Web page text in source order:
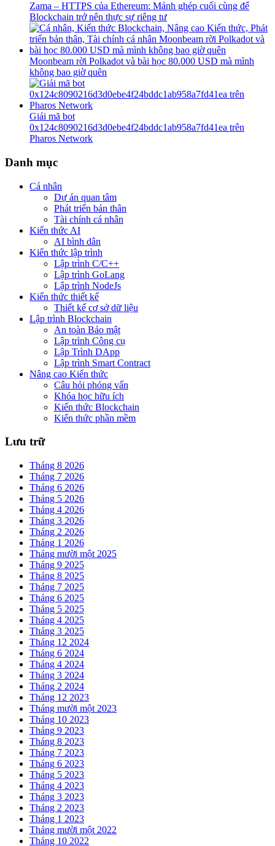
Zama – HTTPS của Ethereum: Mảnh ghép cuối cùng để
Blockchain trở nên thực sự riêng tư
Moonbeam rời Polkadot và bài học 80.000 USD mà mình
không bao giờ quên
Giải mã bot
0x124c8090216d3d0ebe4f24bddc1ab958a7fd41ea trên
Pharos Network
Danh mục
Cá nhân
Dự án quan tâm
Phát triển bản thân
Tài chính cá nhân
Kiến thức AI
AI bình dân
Kiến thức lập trình
Lập trình C/C++
Lập trình GoLang
Lập trình NodeJs
Kiến thức thiết kế
Thiết kế cơ sở dữ liệu
Lập trình Blockchain
An toàn Bảo mật
Lập trình Công cụ
Lập Trình DApp
Lập trình Smart Contract
Nâng cao Kiến thức
Câu hỏi phỏng vấn
Khóa học hữu ích
Kiến thức Blockchain
Kiến thức phần mềm
Lưu trữ
Tháng 8 2026
Tháng 7 2026
Tháng 6 2026
Tháng 5 2026
Tháng 4 2026
Tháng 3 2026
Tháng 2 2026
Tháng 1 2026
Tháng mười một 2025
Tháng 9 2025
Tháng 8 2025
Tháng 7 2025
Tháng 6 2025
Tháng 5 2025
Tháng 4 2025
Tháng 3 2025
Tháng 12 2024
Tháng 6 2024
Tháng 4 2024
Tháng 3 2024
Tháng 2 2024
Tháng 12 2023
Tháng mười một 2023
Tháng 10 2023
Tháng 9 2023
Tháng 8 2023
Tháng 7 2023
Tháng 6 2023
Tháng 5 2023
Tháng 4 2023
Tháng 3 2023
Tháng 2 2023
Tháng 1 2023
Tháng mười một 2022
Tháng 10 2022